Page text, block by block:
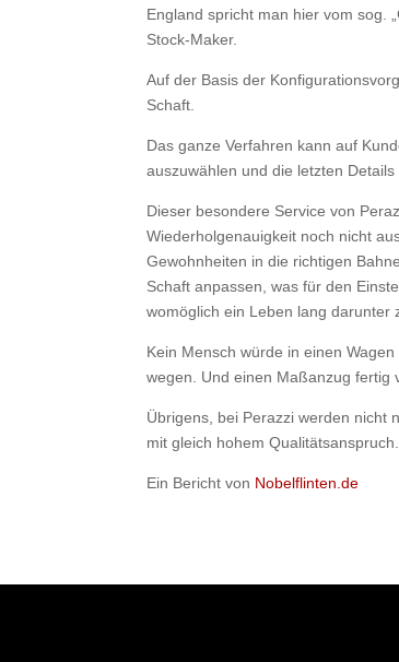
England spricht man hier vom sog.
Stock-Maker.
Auf der Basis der
Schaft.
Das ganze Verfahren kann auf
auszuwählen und die letzten
Dieser besondere Service von
Wiederholgenauigkeit noch nicht
Gewohnheiten in die richtigen
Schaft anpassen, was für den
womöglich ein Leben lang darunter
Kein Mensch würde in einen
wegen. Und einen Maßanzug fertig
Übrigens, bei Perazzi werden nicht
mit gleich hohem Qualitätsanspruch.
Ein Bericht von Nobelflinten.de